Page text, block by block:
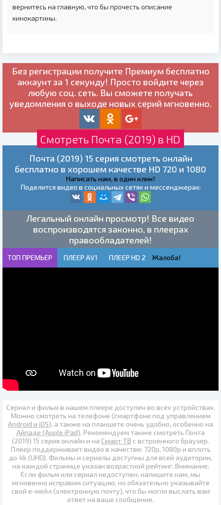
вернитесь на главную, что бы прочесть описание
кинокартины.
Без регистрации получите Премиум бесплатно
аккаунт за 1 секунду! Просто войдите через
любую соц. сеть. Вы сможете получать
уведомления о выходе новых серий мгновенно.
Смотреть Почта (2019) в HD
Почта (2019) 15 серия смотреть онлайн
бесплатно в хорошем качестве HD 720 и 1080
Написать нам, в один клик!
Поделится видео в социальных сетях и мессенджерах:
Легальный онлайн просмотр! Все видео
воспроизводятся законно, в плеерах
правообладателей!
ТОП ПРЕМЬЕР ПЛЕЕР AV1 ПЛЕЕР HD 2 Жалоба!
Сериал и фильм в нашем плеере доступен во всех устройствах.
Можно смотреть на телефоне (смартфоне под управлением
Android и iOS), а также на планшете очень удобно, особенно на
Айпаде (Apple iPad). Рекомендуем также смотреть Почта
(2019) 15 серия онлайн и на Смарт ТВ с встроенного браузер.
Плеер поддерживает видео в качестве: 720p, 1080p и вплоть
до 4k (UHD). Фильмы и сериалы доступны для всей аудитории,
на каждой странице указан возрастной рейтинг. Внимание:
Если фильм или сериал недоступен, напишите нам, мы
мгновенно исправим ситуацию, но обязательно указывайте
свой е-мейл (электронную почту), что бы могли выслать вам
ответ на ваше сообщение.